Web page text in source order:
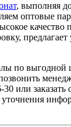
, выполняя
оптовые
качество
по выгодной
или заказать